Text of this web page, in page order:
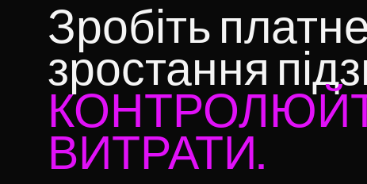
Зробіть
зростання
ВИТРАТИ.